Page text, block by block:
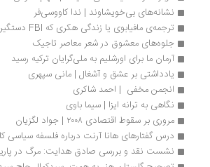
نشانه‌های بی‌خویشاوند | ندا کاووسی‌فر
ترجمه‌‎ی مافیابوی یا زندگی هکری که FBI دستگیر کرد
جلوه‌های معشوق در شعر معاصر تاجیک
آرمان ما برای اورشلیم به ملی‌گرایان ترکیه رسید
یادداشتی بر عشق و آشغال | مانی سپهری
انجمن مخفی  | احمد شاکری
نگاهی به ترانه ایزا | سیما باوی
مروری بر سقوط اقتصادی ‎۲۰۰۸ | جواد لگزیان
درس گفتارهای هانا آرنت درباره فلسفه سیاسی کانت
نشست نقد و بررسی صادق هدایت: مرگ در پاریس